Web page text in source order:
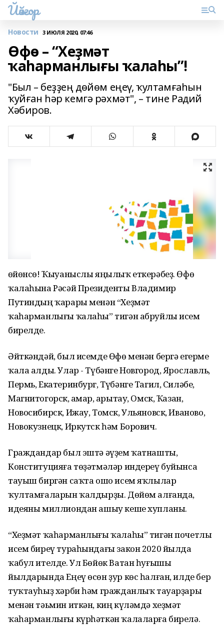
Йәйғор
Новости 3 ИЮЛЯ 2020, 07:46
Өфө – “Хеҙмәт
ҡаһарманлығы ҡалаһы”!
"Был – беҙҙең дөйөм еңеү, ҡултамғаһын
ҡуйған һәр кемгә рәхмәт", – тине Радий
Хәбиров.
Һөйөнсө! Ҡыуаныслы яңылыҡ еткерәбеҙ. Өфө
ҡалаһына Рәсәй Президенты Владимир
Путиндың ҡарары менән “Хеҙмәт
ҡаһарманлығы ҡалаһы” тигән абруйлы исем
бирелде.
Әйткәндәй, был исемде Өфө менән бергә егерме
ҡала алды. Улар - Түбәнге Новгород, Ярославль,
Пермь, Екатеринбург, Түбәнге Тагил, Силәбе,
Магнитогорск, Һамар, Һарытау, Омск, Ҡазан,
Новосибирск, Ижау, Томск, Ульяновск, Иваново,
Новокузнецк, Иркутск һәм Борович.
Граждандар был эштә әүҙем ҡатнашты,
Конституцияға төҙәтмәләр индереү буйынса
тауыш биргән саҡта ошо исем яҡлылар
ҡултамғаларын ҡалдырҙы. Дөйөм алғанда,
идеяны миллиондан ашыу кеше хупланы.
“Хеҙмәт ҡаһарманлығы ҡалаһы” тигән почетлы
исем биреү тураһындағы закон 2020 йылда
ҡабул ителде. Ул Бөйөк Ватан һуғышы
йылдарында Еңеү өсөн ҙур көс һалған, илде бер
туҡтауһыҙ хәрби һәм гражданлыҡ тауарҙары
менән тәьмин иткән, киң күләмдә хеҙмәт
ҡаһарманлығы күрһәткән ҡалаларға бирелә.